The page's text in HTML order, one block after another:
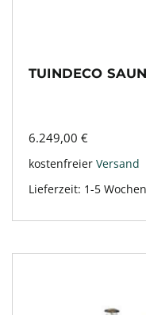
TUINDECO
6.249,00 €
kostenfreier Versand
Lieferzeit: 1-5 Wochen